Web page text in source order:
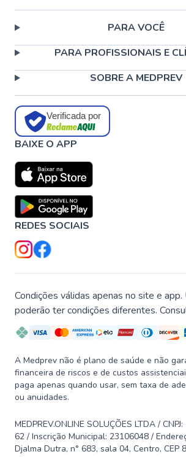
PARA VOCÊ
PARA PROFISSIONAIS E
SOBRE A MEDPREV
Verificada por
BAIXE O APP
REDES SOCIAIS
Condições válidas apenas no site e
poderão ter condições diferentes.
A Medprev não é plano de saúde e não
financeira de riscos e de custos
paga apenas quando usar, sem taxa de
ou anuidades.
MEDPREV.ONLINE SOLUÇÕES LTDA /
62 / Inscrição Municipal: 23106048 /
Djalma Dutra, n° 683, sala 04, Centro, CEP